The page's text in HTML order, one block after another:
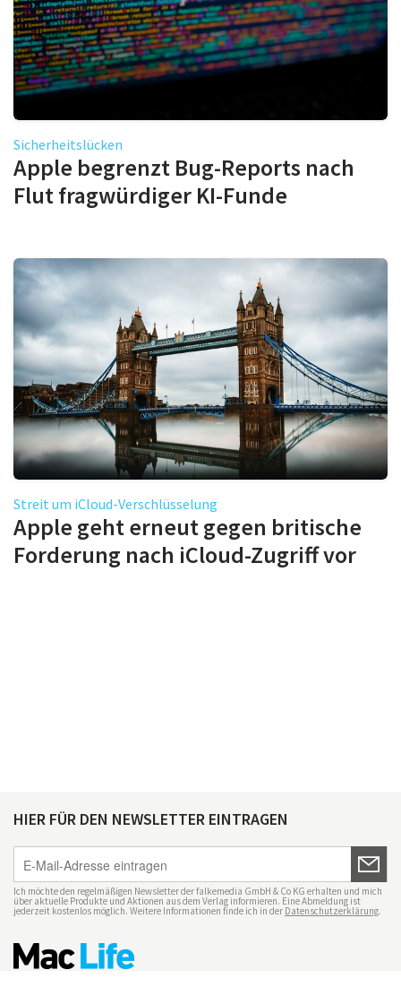
Sicherheitslücken
Apple begrenzt Bug-Reports nach
Flut fragwürdiger KI-Funde
Streit um iCloud-Verschlüsselung
Apple geht erneut gegen britische
Forderung nach iCloud-Zugriff vor
HIER FÜR DEN NEWSLETTER EINTRAGEN
Ich möchte den regelmäßigen Newsletter der falkemedia GmbH & Co KG erhalten und mich
über aktuelle Produkte und Aktionen aus dem Verlag informieren. Eine Abmeldung ist
jederzeit kostenlos möglich. Weitere Informationen finde ich in der Datenschutzerklärung.